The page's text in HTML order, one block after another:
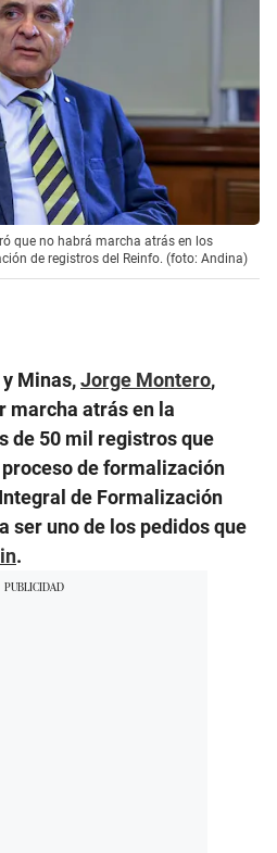
que no habrá marcha atrás en los
de registros del Reinfo. (foto: Andina)
Minas,Jorge Montero,
marcha atrás en la
de 50 mil registros que
de formalización
de Formalización
ser uno de los pedidos que
.